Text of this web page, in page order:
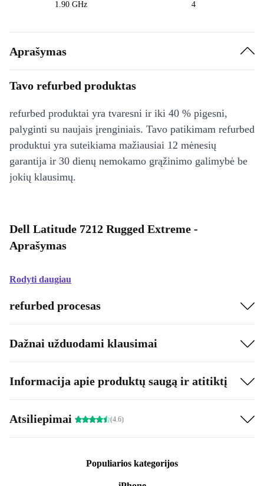
1.90 GHz
4
Aprašymas
Tavo refurbed produktas
refurbed produktai yra tvaresni ir iki 40 % pigesni,
palyginti su naujais įrenginiais. Tavo patikimam refurbed
produktui yra suteikiama mažiausiai 12 mėnesių
garantija ir 30 dienų nemokamo grąžinimo galimybė be
jokių klausimų.
Dell Latitude 7212 Rugged Extreme -
Aprašymas
Rodyti daugiau
refurbed procesas
Dažnai užduodami klausimai
Informacija apie produktų saugą ir atitiktį
Atsiliepimai (4.6)
Populiarios kategorijos